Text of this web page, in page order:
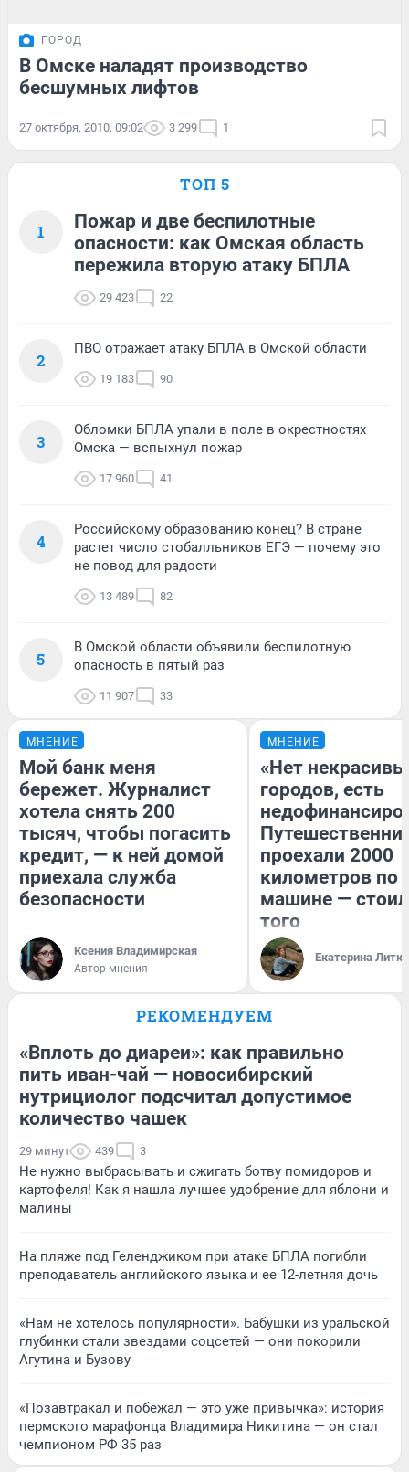
ГОРОД
В Омске наладят производство
бесшумных лифтов
27 октября, 2010, 09:02 3 299 1
ТОП 5
1
Пожар и две беспилотные
опасности: как Омская область
пережила вторую атаку БПЛА
29 423 22
2
ПВО отражает атаку БПЛА в Омской области
19 183 90
3
Обломки БПЛА упали в поле в окрестностях
Омска — вспыхнул пожар
17 960 41
4
Российскому образованию конец? В стране
растет число стобалльников ЕГЭ — почему это
не повод для радости
13 489 82
5
В Омской области объявили беспилотную
опасность в пятый раз
11 907 33
МНЕНИЕ
Мой банк меня
бережет. Журналист
хотела снять 200
тысяч, чтобы погасить
кредит, — к ней домой
приехала служба
безопасности
Ксения Владимирская
Автор мнения
МНЕНИЕ
«Нет
городов, есть
проехали 2000
километров по
машине —
того
Екатерина
РЕКОМЕНДУЕМ
«Вплоть до диареи»: как правильно
пить иван-чай — новосибирский
нутрициолог подсчитал допустимое
количество чашек
29 минут 439 3
Не нужно выбрасывать и сжигать ботву помидоров и
картофеля! Как я нашла лучшее удобрение для яблони и
малины
На пляже под Геленджиком при атаке БПЛА погибли
преподаватель английского языка и ее 12-летняя дочь
«Нам не хотелось популярности». Бабушки из уральской
глубинки стали звездами соцсетей — они покорили
Агутина и Бузову
«Позавтракал и побежал — это уже привычка»: история
пермского марафонца Владимира Никитина — он стал
чемпионом РФ 35 раз